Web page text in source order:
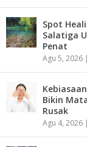
Spot
Salatiga
Penat
Agu 5, 2026
Bikin
Rusak
Agu 4, 2026 |